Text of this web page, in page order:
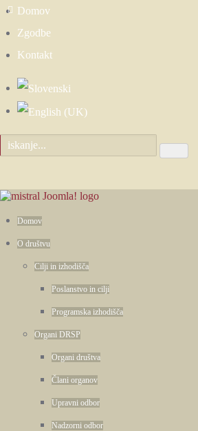
Domov
Zgodbe
Kontakt
Domov
O društvu
Cilji in izhodišča
Poslanstvo in cilji
Programska izhodišča
Organi DRSP
Organi društva
Člani organov
Upravni odbor
Nadzorni odbor